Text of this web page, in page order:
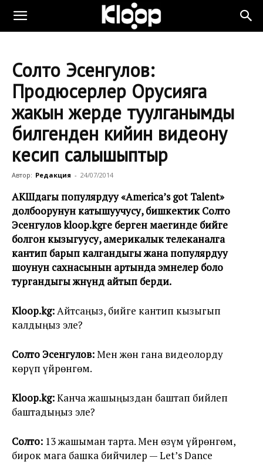
Солто Эсенгулов:
Продюсерлер Орусияга
жакын жерде туулганымды
билгенден кийин видеону
кесип салышыптыр
Автор: Редакция - 24/07/2014
АКШдагы популярдуу «America’s got Talent»
долбоорунун катышуучусу, бишкектик Солто
Эсенгулов kloop.kgге берген маегинде бийге
болгон кызыгуусу, америкалык телеканалга
кантип барып калгандыгы жана популярдуу
шоунун сахнасынын артында эмнелер боло
тургандыгы жөнүндө айтып берди.
Kloop.kg:Айтсаңыз, бийге кантип кызыгып
калдыңыз эле?
Солто Эсенгулов:Мен жөн гана видеолорду
көрүп үйрөнгөм.
Kloop.kg:Канча жашыңыздан баштап бийлеп
баштадыңыз эле?
Солто: 13 жашыман тарта. Мен өзүм үйрөнгөм,
бирок мага башка бийчилер — Let’s Dance